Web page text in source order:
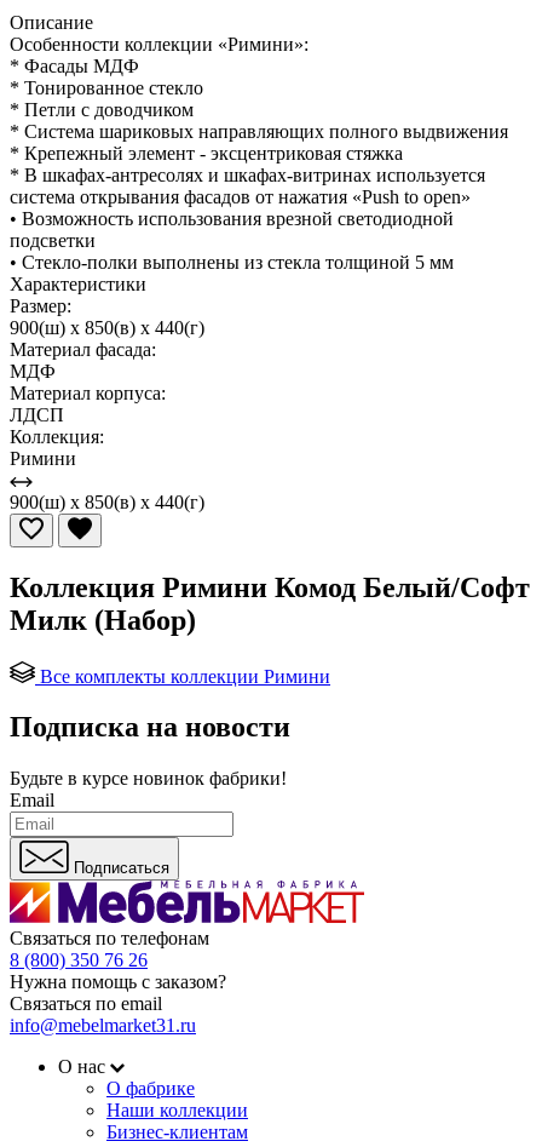
Описание
Особенности коллекции «Римини»:
* Фасады МДФ
* Тонированное стекло
* Петли с доводчиком
* Система шариковых направляющих полного выдвижения
* Крепежный элемент - эксцентриковая стяжка
* В шкафах-антресолях и шкафах-витринах используется
система открывания фасадов от нажатия «Push to open»
• Возможность использования врезной светодиодной
подсветки
• Стекло-полки выполнены из стекла толщиной 5 мм
Характеристики
Размер:
900(ш) x 850(в) x 440(г)
Материал фасада:
МДФ
Материал корпуса:
ЛДСП
Коллекция:
Римини
900(ш) x 850(в) x 440(г)
Коллекция Римини Комод Белый/Софт
Милк (Набор)
Все комплекты коллекции Римини
Подписка на новости
Будьте в курсе новинок фабрики!
Email
Подписаться
Связаться по телефонам
8 (800) 350 76 26
Нужна помощь с заказом?
Связаться по email
info@mebelmarket31.ru
О нас
О фабрике
Наши коллекции
Бизнес-клиентам